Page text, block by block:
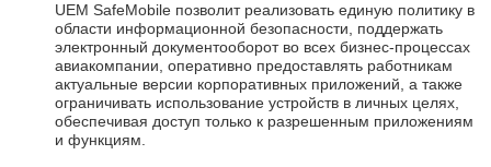
UEM SafeMobile позволит реализовать единую политику в
области информационной безопасности, поддержать
электронный документооборот во всех бизнес-процессах
авиакомпании, оперативно предоставлять работникам
актуальные версии корпоративных приложений, а также
ограничивать использование устройств в личных целях,
обеспечивая доступ только к разрешенным приложениям
и функциям.